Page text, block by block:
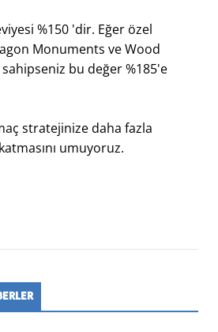
%150 'dir. Eğer özel
Monuments ve Wood
bu değer %185'e
stratejinize daha fazla
umuyoruz.